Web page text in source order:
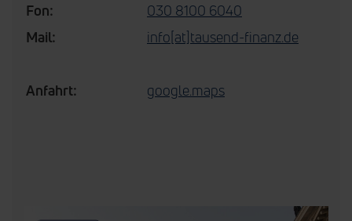
Fon:
030 8100 6040
Mail:
info[at]tausend-finanz.de
Anfahrt: google.maps